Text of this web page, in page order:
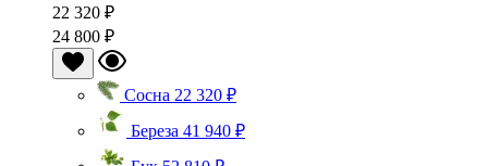
22 320 ₽
24 800 ₽
Сосна 22 320 ₽
Береза 41 940 ₽